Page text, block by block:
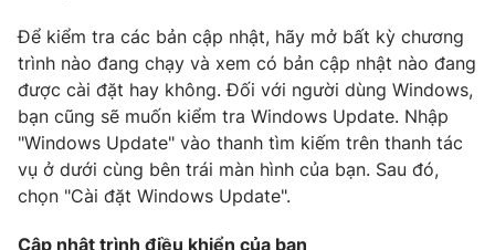
Ðiện thoại Thời báo VTV:024.66 897 897
Email:toasoan@vtv.vn
Liên hệ quảng cáo: 024-7300.7108
Để kiểm tra các bản cập nhật, hãy mở bất kỳ chương
trình nào đang chạy và xem có bản cập nhật nào đang
được cài đặt hay không. Đối với người dùng Windows,
bạn cũng sẽ muốn kiểm tra Windows Update. Nhập
"Windows Update" vào thanh tìm kiếm trên thanh tác
vụ ở dưới cùng bên trái màn hình của bạn. Sau đó,
chọn "Cài đặt Windows Update".
Cập nhật trình điều khiển của bạn